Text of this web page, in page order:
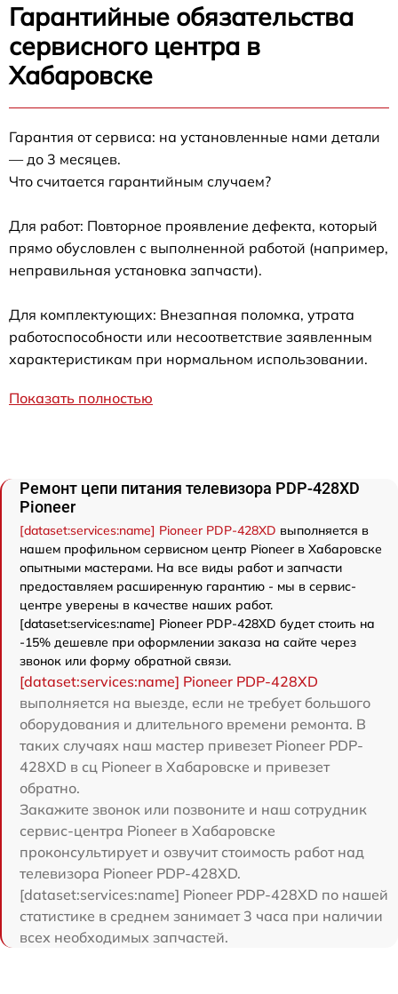
Гарантийные обязательства
сервисного центра в
Хабаровске
Гарантия от сервиса: на установленные нами детали
— до 3 месяцев.
Что считается гарантийным случаем?
Для работ: Повторное проявление дефекта, который
прямо обусловлен с выполненной работой (например,
неправильная установка запчасти).
Для комплектующих: Внезапная поломка, утрата
работоспособности или несоответствие заявленным
характеристикам при нормальном использовании.
Показать полностью
Ремонт цепи питания телевизора PDP-428XD
Pioneer
[dataset:services:name] Pioneer PDP-428XD выполняется в
нашем профильном сервисном центр Pioneer в Хабаровске
опытными мастерами. На все виды работ и запчасти
предоставляем расширенную гарантию - мы в сервис-
центре уверены в качестве наших работ.
[dataset:services:name] Pioneer PDP-428XD будет стоить на
-15% дешевле при оформлении заказа на сайте через
звонок или форму обратной связи.
[dataset:services:name] Pioneer PDP-428XD
выполняется на выезде, если не требует большого
оборудования и длительного времени ремонта. В
таких случаях наш мастер привезет Pioneer PDP-
428XD в сц Pioneer в Хабаровске и привезет
обратно.
Закажите звонок или позвоните и наш сотрудник
сервис-центра Pioneer в Хабаровске
проконсультирует и озвучит стоимость работ над
телевизора Pioneer PDP-428XD.
[dataset:services:name] Pioneer PDP-428XD по нашей
статистике в среднем занимает 3 часа при наличии
всех необходимых запчастей.